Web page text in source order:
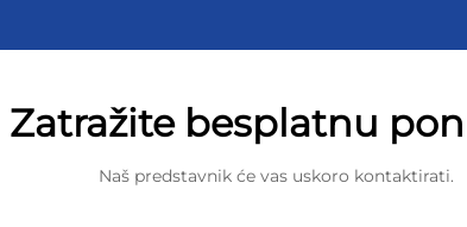
Zatražite besplatnu
Naš predstavnik će vas uskoro kontaktirati.